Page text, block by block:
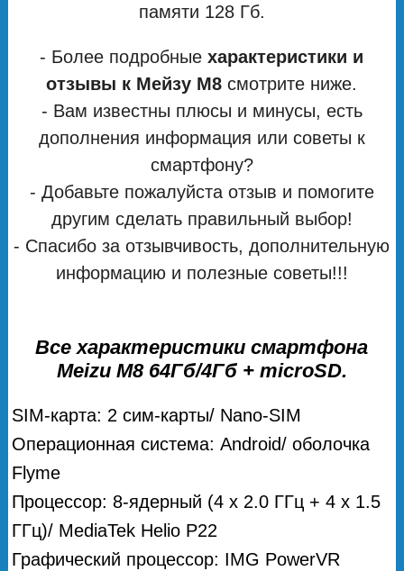
памяти 128 Гб.
- Более подробныехарактеристики и
отзывы к Мейзу М8 смотрите ниже.
- Вам известны плюсы и минусы, есть
дополнения информация или советы к
смартфону?
- Добавьте пожалуйста отзыв и помогите
другим сделать правильный выбор!
- Спасибо за отзывчивость, дополнительную
информацию и полезные советы!!!
Все характеристики смартфона
Meizu M8 64Гб/4Гб + microSD.
SIM-карта: 2 сим-карты/ Nano-SIM
Операционная система: Android/ оболочка
Flyme
Процессор: 8-ядерный (4 х 2.0 ГГц + 4 х 1.5
ГГц)/ MediaTek Helio P22
Графический процессор: IMG PowerVR